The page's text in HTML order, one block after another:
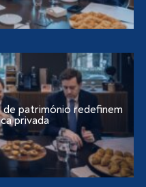
património redefinem
privada